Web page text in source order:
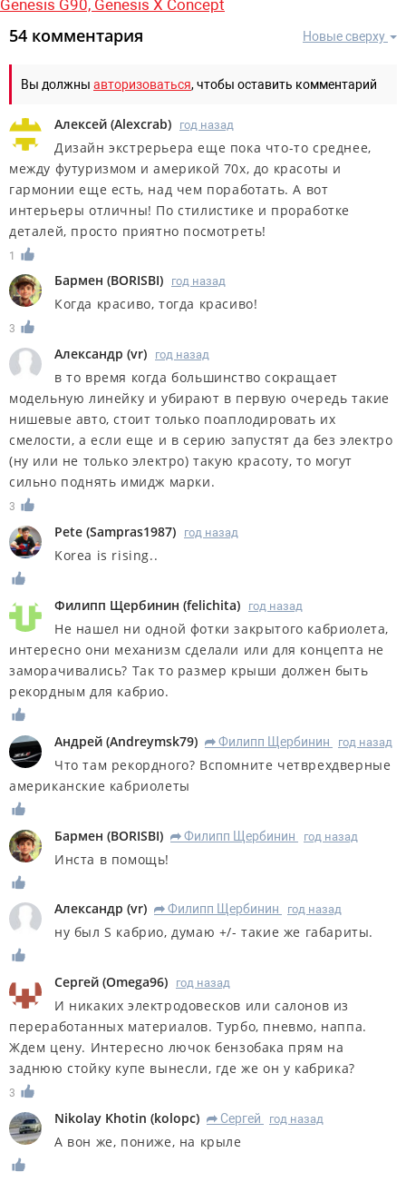
Genesis G90, Genesis X Concept
Новые сверху
54 комментария
Вы должны авторизоваться, чтобы оставить комментарий
Алексей (Alexcrab) год назад
Дизайн экстрерьера еще пока что-то среднее,
между футуризмом и америкой 70х, до красоты и
гармонии еще есть, над чем поработать. А вот
интерьеры отличны! По стилистике и проработке
деталей, просто приятно посмотреть!
1
Бармен (BORISBI) год назад
Когда красиво, тогда красиво!
3
Александр (vr) год назад
в то время когда большинство сокращает
модельную линейку и убирают в первую очередь такие
нишевые авто, стоит только поаплодировать их
смелости, а если еще и в серию запустят да без электро
(ну или не только электро) такую красоту, то могут
сильно поднять имидж марки.
3
Pete (Sampras1987) год назад
Korea is rising..
Филипп Щербинин (felichita) год назад
Не нашел ни одной фотки закрытого кабриолета,
интересно они механизм сделали или для концепта не
заморачивались? Так то размер крыши должен быть
рекордным для кабрио.
Андрей (Andreymsk79) R Филипп Щербинин год назад
Что там рекордного? Вспомните четврехдверные
американские кабриолеты
Бармен (BORISBI) R Филипп Щербинин год назад
Инста в помощь!
Александр (vr) R Филипп Щербинин год назад
ну был S кабрио, думаю +/- такие же габариты.
Сергей (Omega96) год назад
И никаких электродовесков или салонов из
переработанных материалов. Турбо, пневмо, наппа.
Ждем цену. Интересно лючок бензобака прям на
заднюю стойку купе вынесли, где же он у кабрика?
3
Nikolay Khotin (kolopc) R Сергей год назад
А вон же, пониже, на крыле